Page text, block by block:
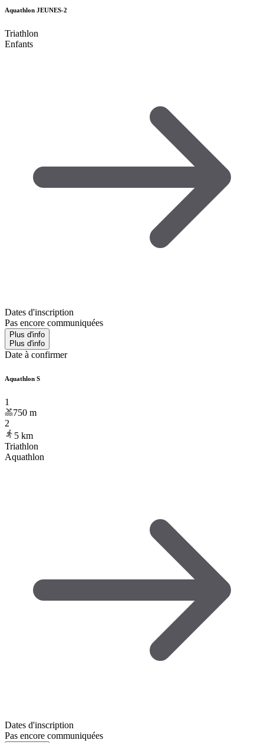
Aquathlon JEUNES-2
Triathlon
Enfants
Dates d'inscription
Pas encore communiquées
Plus d'info
Plus d'info
Date à confirmer
Aquathlon S
1
750 m
2
5 km
Triathlon
Aquathlon
Dates d'inscription
Pas encore communiquées